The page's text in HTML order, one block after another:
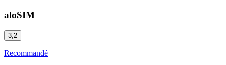
aloSIM
3,2
Recommandé